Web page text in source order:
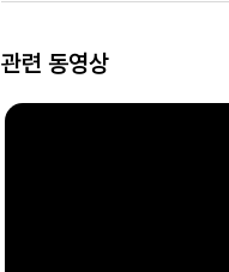
관련 동영상